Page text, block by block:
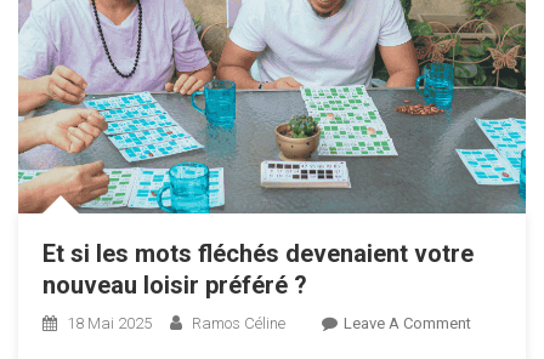
Et si les mots fléchés devenaient votre
nouveau loisir préféré ?
18 Mai 2025 Ramos Céline Leave A CommentOn